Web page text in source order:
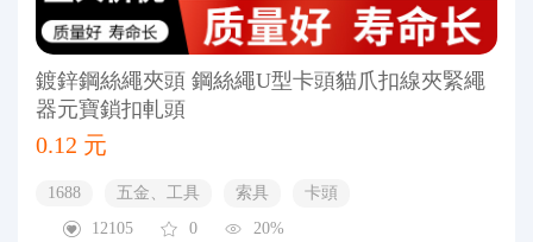
鍍鋅鋼絲繩夾頭 鋼絲繩U型卡頭貓爪扣線夾緊繩
器元寶鎖扣軋頭
0.12 元
1688 五金、工具 索具
卡頭
12105
0 20%